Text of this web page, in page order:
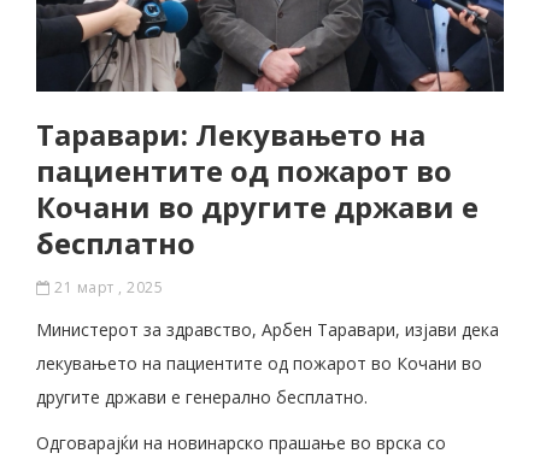
Таравари: Лекувањето на
пациентите од пожарот во
Кочани во другите држави е
бесплатно
21 март , 2025
Министерот за здравство, Арбен Таравари, изјави дека
лекувањето на пациентите од пожарот во Кочани во
другите држави е генерално бесплатно.
Одговарајќи на новинарско прашање во врска со